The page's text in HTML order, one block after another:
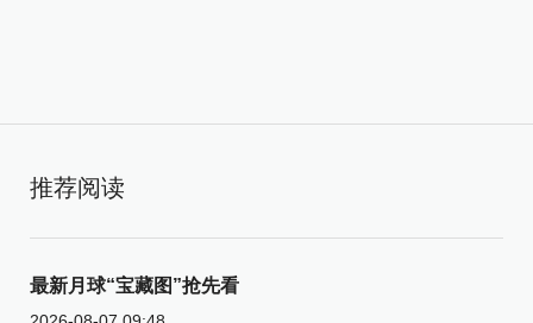
推荐阅读
最新月球“宝藏图”抢先看